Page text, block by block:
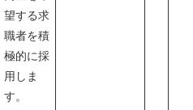
望する求
職者を積
極的に採
用しま
す。